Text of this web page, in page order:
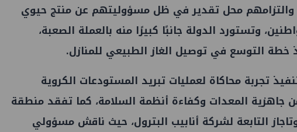
محل تقدير في ظل مسؤوليتهم عن منتج حيوي
وتستورد الدولة جانبًا كبيرًا منه بالعملة الصعبة،
خطة التوسع في توصيل الغاز الطبيعي للمنازل.
تجربة محاكاة لعمليات تبريد المستودعات الكروية
جاهزية المعدات وكفاءة أنظمة السلامة، كما تفقد منطقة
التابعة لشركة أنابيب البترول، حيث ناقش مسؤولي